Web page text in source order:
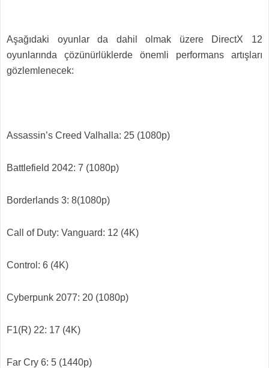
Aşağıdaki oyunlar da dahil olmak üzere DirectX 12
oyunlarında çözünürlüklerde önemli performans artışları
gözlemlenecek:
Assassin’s Creed Valhalla: 25 (1080p)
Battlefield 2042: 7 (1080p)
Borderlands 3: 8(1080p)
Call of Duty: Vanguard: 12 (4K)
Control: 6 (4K)
Cyberpunk 2077: 20 (1080p)
F1(R) 22: 17 (4K)
Far Cry 6: 5 (1440p)